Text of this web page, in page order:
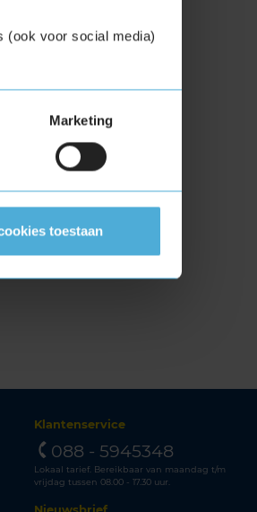
(ook voor social media)
Marketing
toestaan
Klantenservice
088 - 5945348
Lokaal tarief. Bereikbaar van maandag t/m
vrijdag tussen 08.00 - 17.30 uur.